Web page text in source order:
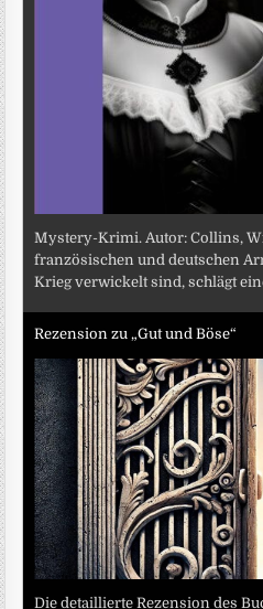
Mystery-Krimi. Autor: Collins,
französischen und deutschen
Krieg verwickelt sind, schlägt
Rezension zu „Gut und Böse“
Die detaillierte Rezension des